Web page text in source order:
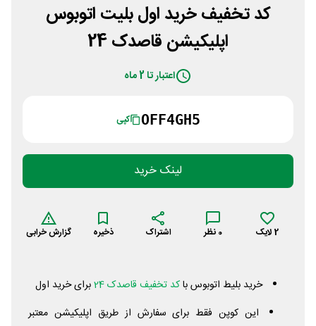
کد تخفیف خرید اول بلیت اتوبوس
اپلیکیشن قاصدک 24
اعتبار تا 2 ماه
OFF4GH5 کپی
لینک خرید
2لایک 0 نظر اشتراک ذخیره گزارش خرابی
خرید بلیط اتوبوس باکد تخفیف قاصدک 24
برای خرید اول
این کوپن فقط برای سفارش از طریق اپلیکیشن معتبر